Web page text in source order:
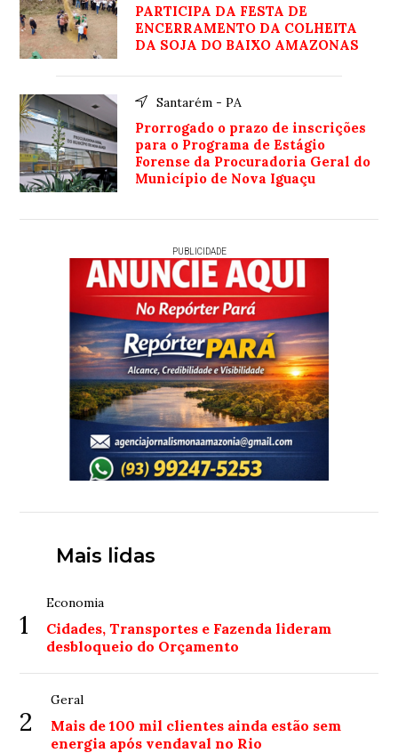
PARTICIPA DA FESTA DE
ENCERRAMENTO DA COLHEITA
DA SOJA DO BAIXO AMAZONAS
Santarém - PA
Prorrogado o prazo de inscrições
para o Programa de Estágio
Forense da Procuradoria Geral do
Município de Nova Iguaçu
PUBLICIDADE
Mais lidas
1
Economia
Cidades, Transportes e Fazenda lideram
desbloqueio do Orçamento
2
Geral
Mais de 100 mil clientes ainda estão sem
energia após vendaval no Rio